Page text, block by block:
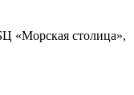
«Морская столица»,